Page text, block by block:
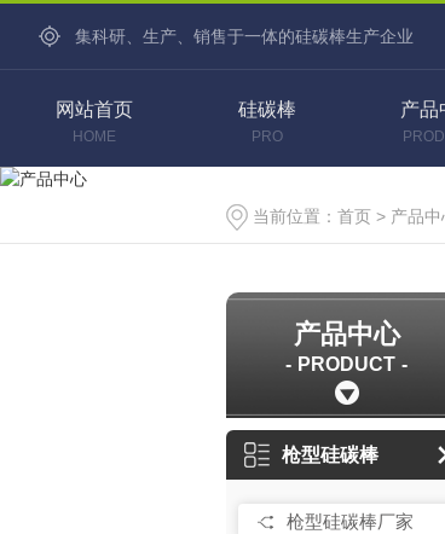
集科研、生产、销售于一体的硅碳棒生产企业
网站首页
HOME
硅碳棒
PRO
产品
当前位置： 首页 > 产品中
产品中心
PRODUCT
枪型硅碳棒
枪型硅碳棒厂家